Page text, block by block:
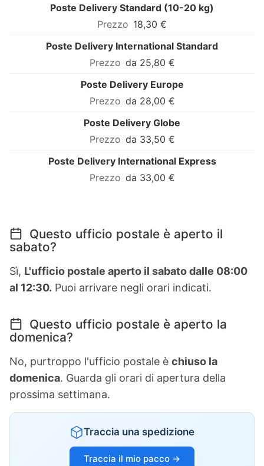
Poste Delivery Standard (10-20 kg)
18,30 €
Poste Delivery International Standard
da 25,80 €
Poste Delivery Europe
da 28,00 €
Poste Delivery Globe
da 33,50 €
Poste Delivery International Express
da 33,00 €
Questo ufficio postale è aperto il
sabato?
Sì, L'ufficio postale aperto il sabato dalle 08:00
al 12:30. Puoi arrivare negli orari indicati.
Questo ufficio postale è aperto la
domenica?
No, purtroppo l'ufficio postale è chiuso la
domenica. Guarda gli orari di apertura della
prossima settimana.
Traccia una spedizione
Traccia il mio pacco →